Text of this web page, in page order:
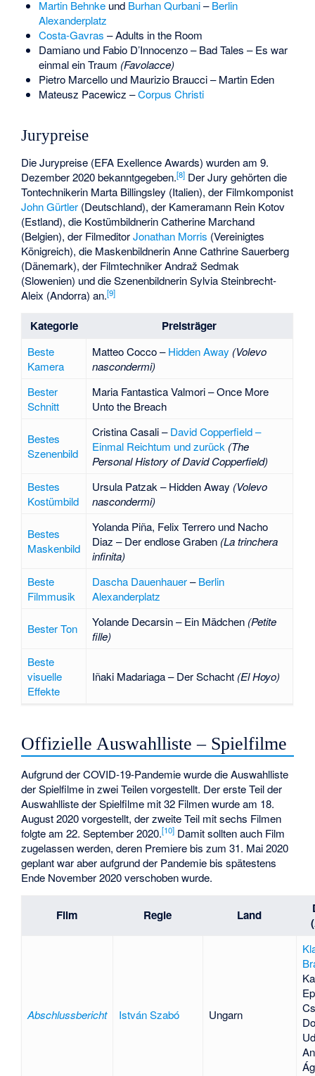
Martin Behnkeund Burhan Qurbani–Berlin
Alexanderplatz
Costa-Gavras – Adults in the Room
Damiano und Fabio D’Innocenzo–Bad Tales – Es war
einmal ein Traum (Favolacce)
Pietro Marcellound Maurizio Braucci–Martin Eden
Mateusz Pacewicz –Corpus Christi
Jurypreise
Die Jurypreise (EFA Exellence Awards) wurden am 9.
Dezember 2020 bekanntgegeben.[8] Der Jury gehörten die
Tontechnikerin Marta Billingsley (Italien), der Filmkomponist
John Gürtler (Deutschland), der Kameramann Rein Kotov
(Estland), die KostümbildnerinCatherine Marchand
(Belgien), der FilmeditorJonathan Morris (Vereinigtes
Königreich), die MaskenbildnerinAnne Cathrine Sauerberg
(Dänemark), der FilmtechnikerAndraž Sedmak
(Slowenien) und die SzenenbildnerinSylvia Steinbrecht-
Aleix (Andorra) an.[9]
Kategorie Preisträger
Beste
Kamera
Matteo Cocco–Hidden Away (Volevo
nascondermi)
Bester
Schnitt
Maria Fantastica Valmori– Once More
Unto the Breach
Bestes
Szenenbild
Cristina Casali–David Copperfield –
Einmal Reichtum und zurück (The
Personal History of David Copperfield)
Bestes
Kostümbild
Ursula Patzak– Hidden Away (Volevo
nascondermi)
Bestes
Maskenbild
Yolanda Piña, Felix Terreround Nacho
Diaz – Der endlose Graben (La trinchera
infinita)
Beste
Filmmusik
Dascha Dauenhauer–Berlin
Alexanderplatz
Bester Ton Yolande Decarsin–Ein Mädchen (Petite
fille)
Beste
visuelle
Effekte
Iñaki Madariaga–Der Schacht (El Hoyo)
Offizielle Auswahlliste – Spielfilme
Aufgrund der COVID-19-Pandemie wurde die Auswahlliste
der Spielfilme in zwei Teilen vorgestellt. Der erste Teil der
Auswahlliste der Spielfilme mit 32 Filmen wurde am 18.
August 2020 vorgestellt, der zweite Teil mit sechs Filmen
folgte am 22. September 2020.[10] Damit sollten auch Film
zugelassen werden, deren Premiere bis zum 31. Mai 2020
geplant war aber aufgrund der Pandemie bis spätestens
Ende November 2020 verschoben wurde.
Film Regie Land
Abschlussbericht István Szabó Ungarn